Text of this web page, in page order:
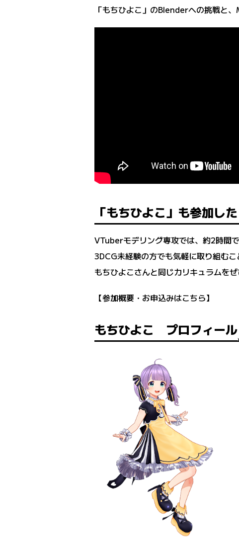
「もちひよこ」のBlenderへの挑戦と
「もちひよこ」も参加し
VTuberモデリング専攻では、約2時間
3DCG未経験の方でも気軽に取り組む
もちひよこさんと同じカリキュラムを
【参加概要・お申込みはこちら】
もちひよこ プロフィール